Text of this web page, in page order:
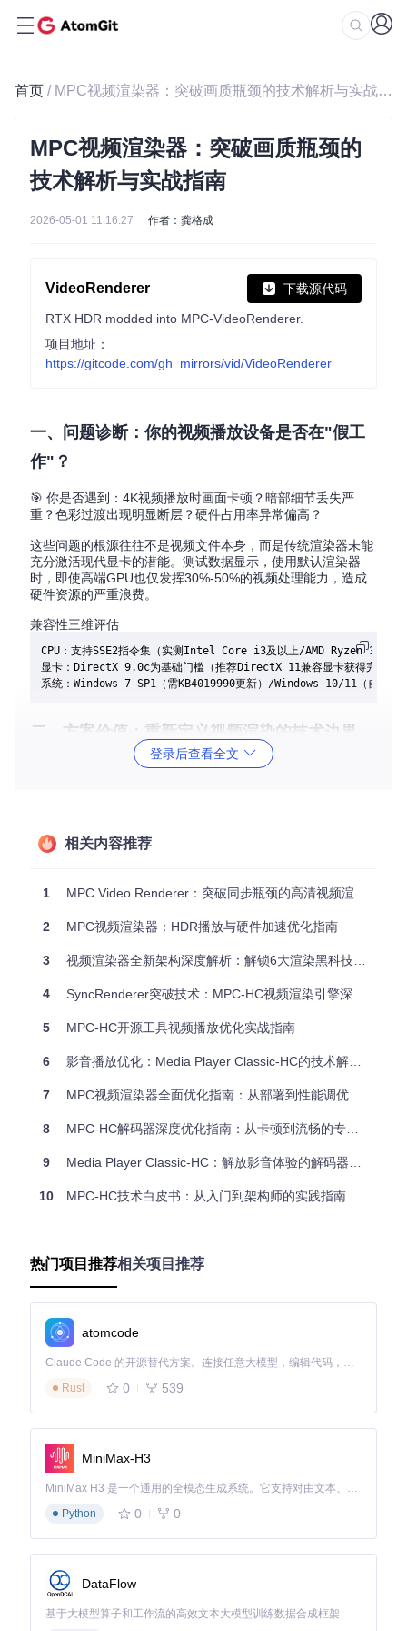
首页 / MPC视频渲染器：突破画质瓶颈的技术解析与实战指南
MPC视频渲染器：突破画质瓶颈的
技术解析与实战指南
2026-05-01 11:16:27 作者：龚格成
VideoRenderer 下载源代码
RTX HDR modded into MPC-VideoRenderer.
项目地址：
https://gitcode.com/gh_mirrors/vid/VideoRenderer
一、问题诊断：你的视频播放设备是否在"假工
作"？
🎯 你是否遇到：4K视频播放时画面卡顿？暗部细节丢失严
重？色彩过渡出现明显断层？硬件占用率异常偏高？
这些问题的根源往往不是视频文件本身，而是传统渲染器未能
充分激活现代显卡的潜能。测试数据显示，使用默认渲染器
时，即使高端GPU也仅发挥30%-50%的视频处理能力，造成
硬件资源的严重浪费。
兼容性三维评估
CPU：支持SSE2指令集（实测Intel Core i3及以上/AMD Ryzen 3及以
显卡：DirectX 9.0c为基础门槛（推荐DirectX 11兼容显卡获得完整
二、方案价值：重新定义视频渲染的技术边界
画面模糊？3步激活显卡硬件加速
通过DirectX视频加速技术（DXVA2），将视频解码工作从CP
体育赛事和动作电影观看。
色彩断层？16位到8位的无损压缩技术
🎨 色彩抖动原理：[16位色深数据]→[32x32噪点矩阵]→[8位平
当高动态范围（HDR）内容显示在标准动态范围（SDR）设备
上时，系统采用专业抖动算法，将10/16位色彩信息无损压缩
至8位输出，90%用户反馈色彩过渡自然度提升明显。
卡顿掉帧？帧缓存智能管理方案
⚡ 帧处理流程：[视频帧输入]→[智能预缓存]→[动态帧率匹配]
低配置设备上可减少30%的画面卡顿现象，同时避免高端设备
源码获取与验证流程
📥 获取源码→[下载图标]→验证SHA256→[对勾图标]→解压到
工作目录
选择"发布"配置和目标平台（x86/x64）
右键点击解决方案→"生成"
等待编译完成（首次编译需10-15分钟）
在distrib目录找到安装脚本
管理员运行Install_MPCVR_64.cmd（64位系统）或Install
打开播放器设置→选择"MPC Video Renderer"作为视频渲
染器
进入渲染器属性页面，根据硬件配置选择优化配置文件
登录后查看全文
相关内容推荐
1 MPC Video Renderer：突破同步瓶颈的高清视频渲染解决方案
2 MPC视频渲染器：HDR播放与硬件加速优化指南
3 视频渲染器全新架构深度解析：解锁6大渲染黑科技提升画质表现
4 SyncRenderer突破技术：MPC-HC视频渲染引擎深度实战指南
5 MPC-HC开源工具视频播放优化实战指南
6 影音播放优化：Media Player Classic-HC的技术解析与实践指南
7 MPC视频渲染器全面优化指南：从部署到性能调优的完整方案
8 MPC-HC解码器深度优化指南：从卡顿到流畅的专业配置方案
9 Media Player Classic-HC：解放影音体验的解码器优化指南 告别播放卡顿与格式兼容难题的五种进阶思路
10 MPC-HC技术白皮书：从入门到架构师的实践指南
热门项目推荐相关项目推荐
atomcode
Claude Code 的开源替代方案。连接任意大模型，编辑代码，运行命令，自动验证 — 全自动执行。用 Rust 构建，极致性能。 ｜ An open-source alternative to Claude Code. Connect any LLM, edit code, run commands, and verify changes — autonomously. Built in Rust for speed. Get Started
Rust
0 539
MiniMax-H3
MiniMax H3 是一个通用的全模态生成系统。它支持对由文本、图像、视频和音频组成的多模态上下文进行统一理解，并能生成分辨率高达 2K、时长可达 15 秒的带原生立体声音频的视频。得益于面向任务泛化的系统设计，H3 在预训练阶段就已具备广泛的多模态上下文理解与生成能力，能够出色地执行复杂的多模态指令。
Python
0 0
DataFlow
基于大模型算子和工作流的高效文本大模型训练数据合成框架